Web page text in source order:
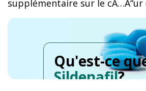
supplémentaire sur le
Qu'est-ce
Sildenafil?